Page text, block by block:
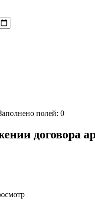
полей: 0
договора